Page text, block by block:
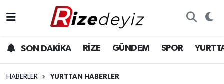
SON DAKİKA RİZE GÜNDEM SPOR
HABERLER YURTTAN HABERLER
Gündem
Rize Hava Durumu